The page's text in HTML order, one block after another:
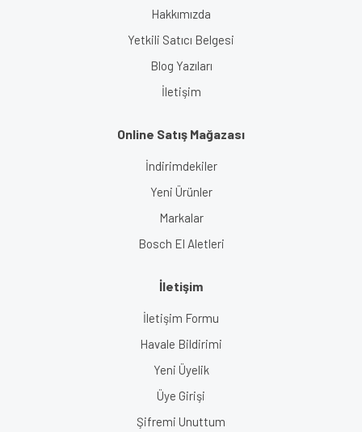
Hakkımızda
Yetkili Satıcı Belgesi
Blog Yazıları
İletişim
Online Satış Mağazası
İndirimdekiler
Yeni Ürünler
Markalar
Bosch El Aletleri
İletişim
İletişim Formu
Havale Bildirimi
Yeni Üyelik
Üye Girişi
Şifremi Unuttum